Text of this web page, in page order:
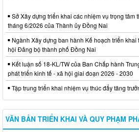
Sở Xây dựng triển khai các nhiệm vụ trọng tâm
tháng 6/2026 của Thành ủy Đồng Nai
Ngành Xây dựng ban hành Kế hoạch triển
hội Đảng bộ thành phố Đồng Nai
Kết luận số 18-KL/TW của Ban Chấp hành
phát triển kinh tế - xã hội giai đoạn 2026 - 2030
Tập trung triển khai nhiệm vụ thúc đẩy tăng
VĂN BẢN TRIỂN KHAI VÀ QUY PHẠM